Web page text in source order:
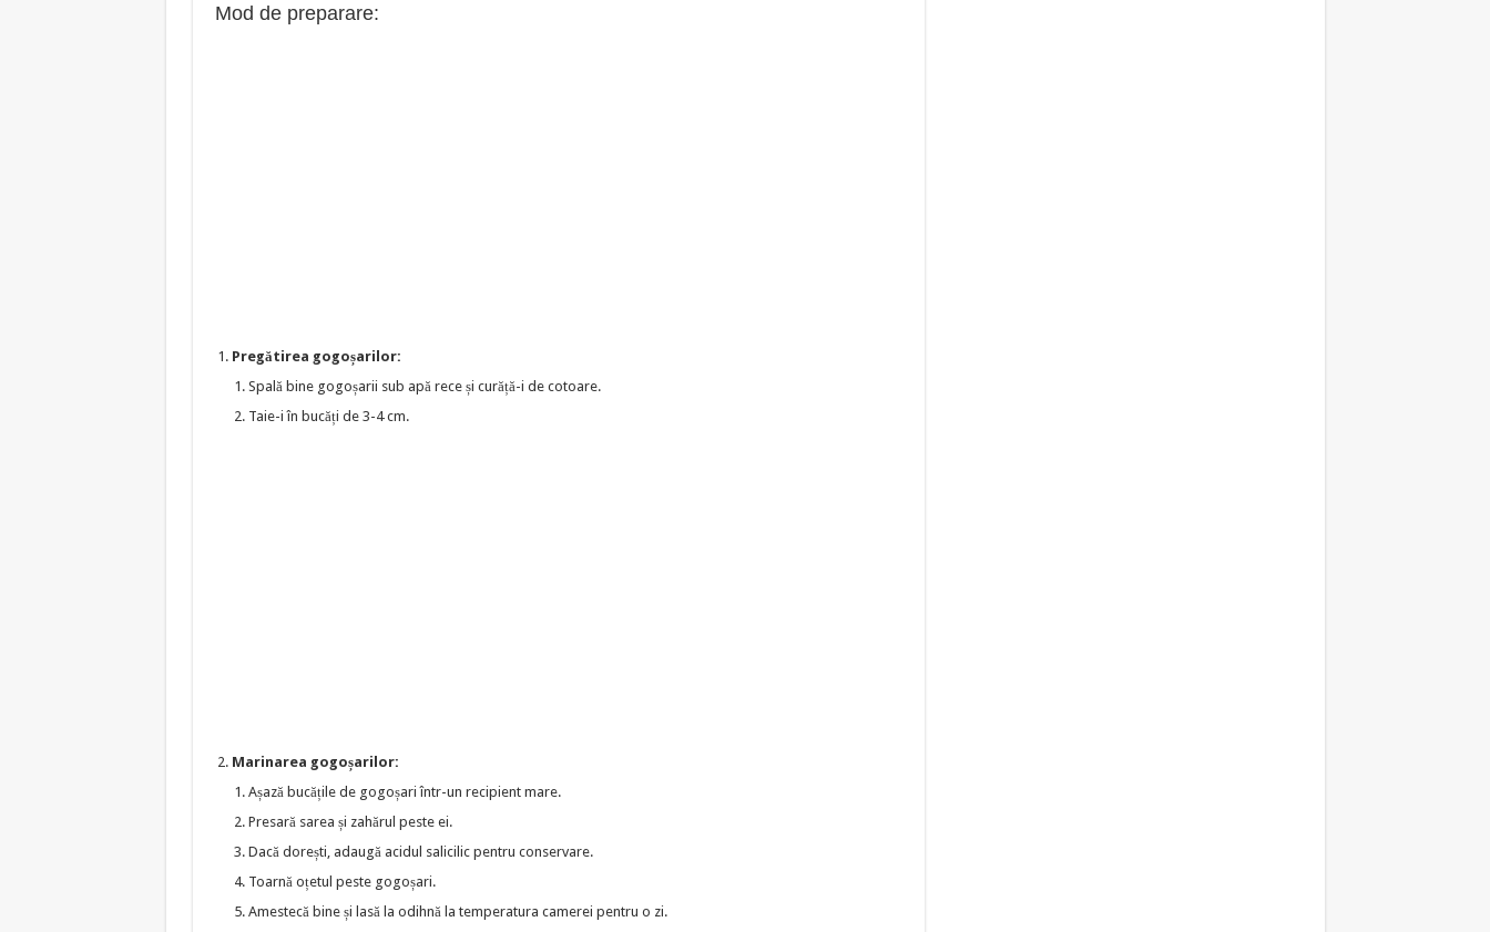
Mod de preparare:
Pregătirea gogoșarilor:
Spală bine gogoșarii sub apă rece și curăță-i de cotoare.
Taie-i în bucăți de 3-4 cm.
Marinarea gogoșarilor:
Așază bucățile de gogoșari într-un recipient mare.
Presară sarea și zahărul peste ei.
Dacă dorești, adaugă acidul salicilic pentru conservare.
Toarnă oțetul peste gogoșari.
Amestecă bine și lasă la odihnă la temperatura camerei pentru o zi.